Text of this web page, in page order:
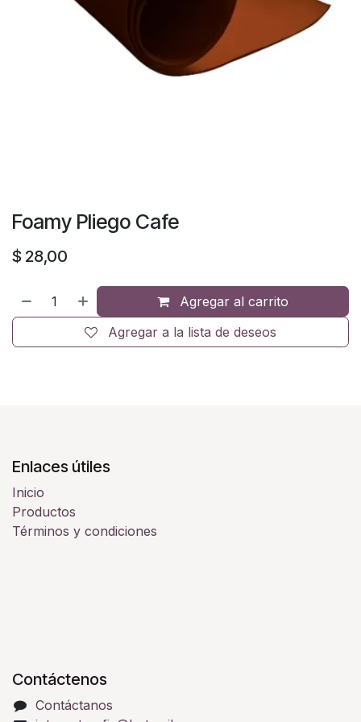
Foamy Pliego Cafe
$ 28,00
Agregar al carrito
Agregar a la lista de deseos
Enlaces útiles
Inicio
Productos
Términos y condiciones
Contáctenos
Contáctanos